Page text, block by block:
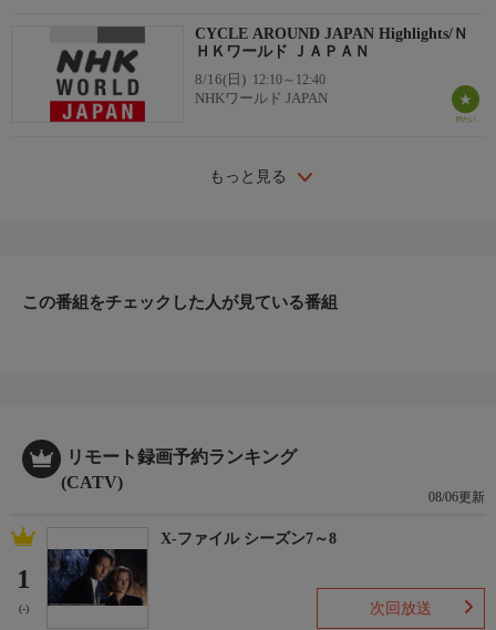
CYCLE AROUND JAPAN Highlights/Ｎ
ＨＫワールド ＪＡＰＡＮ
8/16(日) 12:10～12:40
NHKワールド JAPAN
もっと見る
この番組をチェックした人が見ている番組
リモート録画予約ランキング
(CATV)
08/06更新
1
(-)
X-ファイル シーズン7～8
次回放送